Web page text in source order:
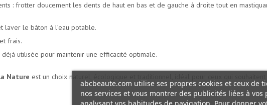
: frotter doucement les dents de haut en bas et de gauche à droite tout en
laver le bâton à l’eau potable.
frais.
utilisée pour maintenir une efficacité optimale.
Nature est un choix naturel, écologique et traditionnel, idéal pour ceux qui
abcbeaute.com utilise ses propres cookies et ceux de
nos services et vous montrer des publicités liées à vos
analysant vos habitudes de navigation. Pour donner